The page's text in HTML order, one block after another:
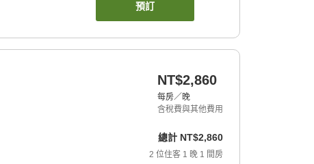
預訂
NT$2,860
每房／晚
含稅費與其他費用
總計 NT$2,860
2 位住客 1 晚 1 間房